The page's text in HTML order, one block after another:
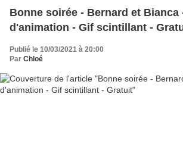
Bonne soirée - Bernard et Bianca
d'animation - Gif scintillant -
Publié le 10/03/2021 à 20:00
Par Chloé